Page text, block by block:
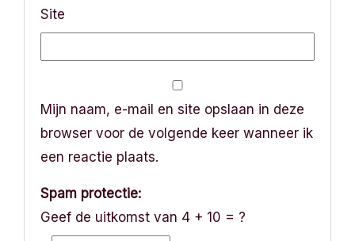
Site
Mijn naam, e-mail en site opslaan in deze
browser voor de volgende keer wanneer ik
een reactie plaats.
Spam protectie:
Geef de uitkomst van 4 + 10 = ?